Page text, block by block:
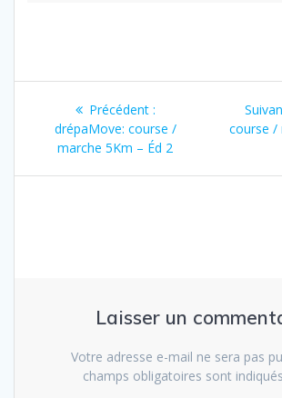
Navigation
l’article
Précédent :Article
précédent
:
drépaMove: course /
marche 5Km – Éd 2
course /
Laisser un
Votre adresse e-mail ne sera pas
champs obligatoires sont